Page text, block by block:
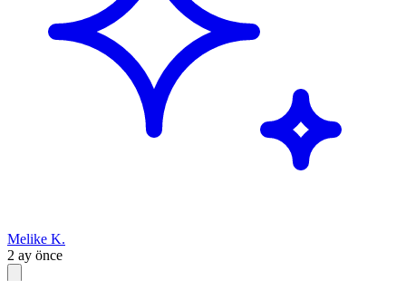
Melike K.
2 ay önce